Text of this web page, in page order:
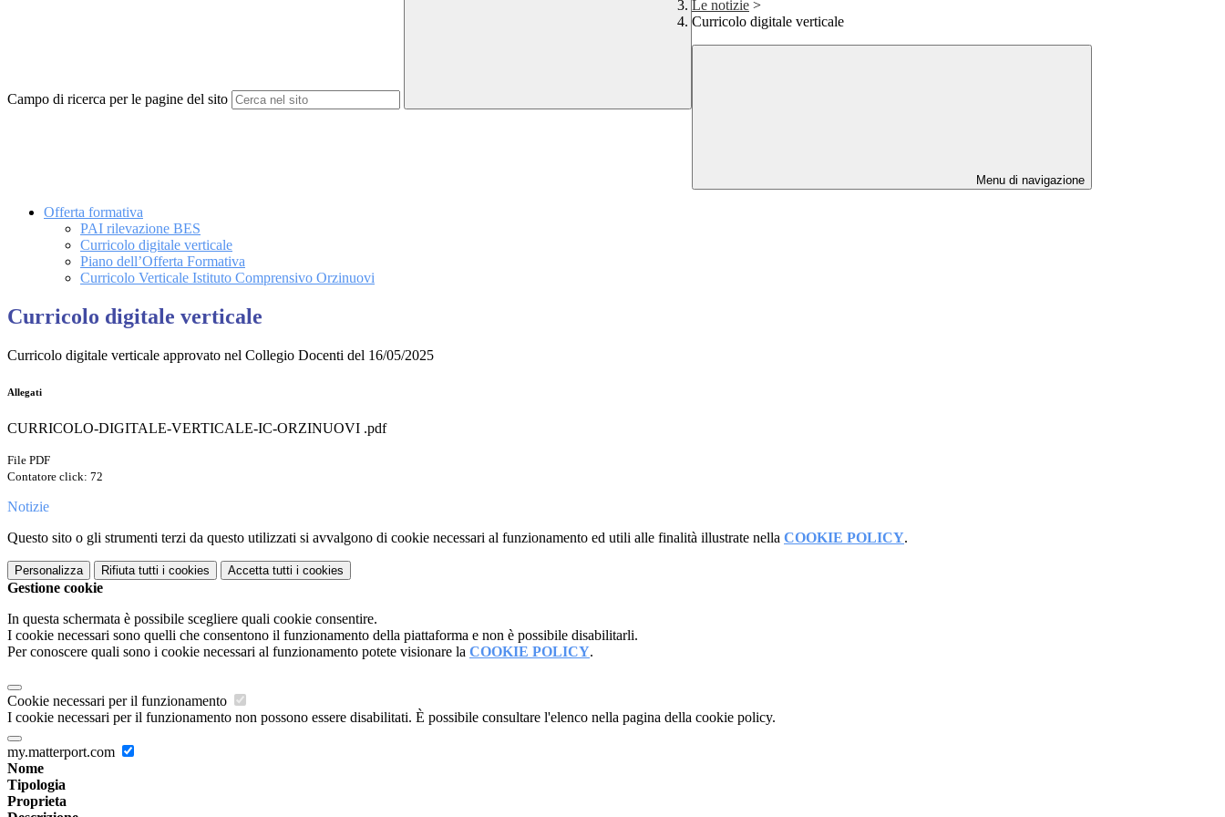
Campo di ricerca per le pagine del sito
Le notizie >
Curricolo digitale verticale
Menu di navigazione
Offerta formativa
PAI rilevazione BES
Curricolo digitale verticale
Piano dell’Offerta Formativa
Curricolo Verticale Istituto Comprensivo Orzinuovi
Curricolo digitale verticale
Curricolo digitale verticale approvato nel Collegio Docenti del 16/05/2025
Allegati
CURRICOLO-DIGITALE-VERTICALE-IC-ORZINUOVI .pdf
File PDF
Contatore click: 72
Notizie
Questo sito o gli strumenti terzi da questo utilizzati si avvalgono di cookie necessari al funzionamento ed utili alle finalità illustrate nella COOKIE POLICY.
Personalizza Rifiuta tutti i cookies Accetta tutti i cookies
Gestione cookie
In questa schermata è possibile scegliere quali cookie consentire.
I cookie necessari sono quelli che consentono il funzionamento della piattaforma e non è possibile disabilitarli.
Per conoscere quali sono i cookie necessari al funzionamento potete visionare la COOKIE POLICY.
Cookie necessari per il funzionamento
I cookie necessari per il funzionamento non possono essere disabilitati. È possibile consultare l'elenco nella pagina della cookie policy.
my.matterport.com
Nome
Tipologia
Proprieta